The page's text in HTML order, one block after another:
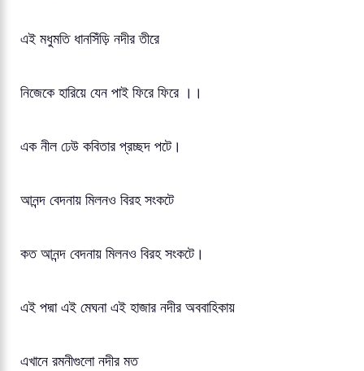
এই মধুমতি ধানসিঁড়ি নদীর তীরে
নিজেকে হারিয়ে যেন পাই ফিরে ফিরে ।।
এক নীল ঢেউ কবিতার প্রচ্ছদ পটে।
আনন্দ বেদনায় মিলনও বিরহ সংকটে
কত আনন্দ বেদনায় মিলনও বিরহ সংকটে।
এই পদ্মা এই মেঘনা এই হাজার নদীর অববাহিকায়
এখানে রমনীগুলো নদীর মত